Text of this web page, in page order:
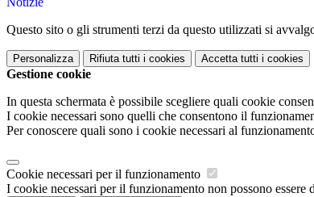
Questo sito o gli strumenti terzi da questo utilizzati si
Personalizza Rifiuta tutti i cookies Accetta tutti i cookies
Gestione cookie
In questa schermata è possibile scegliere quali cookie
I cookie necessari sono quelli che consentono il
Per conoscere quali sono i cookie necessari al
Cookie necessari per il funzionamento
I cookie necessari per il funzionamento non possono